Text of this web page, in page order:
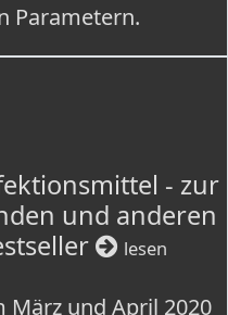
Parametern.
- zur
und anderen
lesen
und April 2020